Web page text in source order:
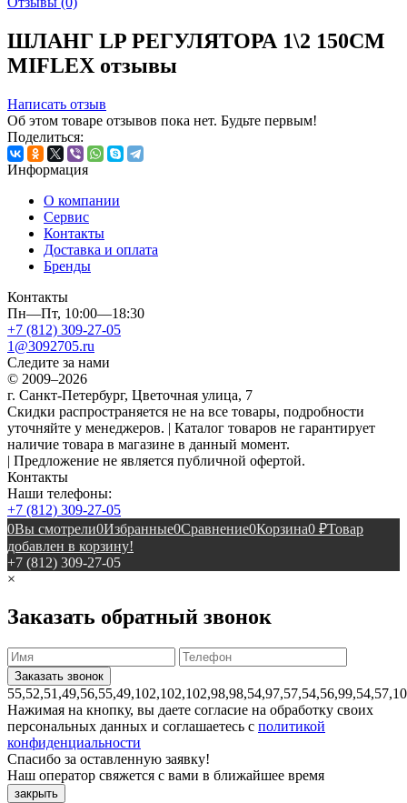
ШЛАНГ LP РЕГУЛЯТОРА 1\2 150СМ
MIFLEX отзывы
Написать отзыв
Об этом товаре отзывов пока нет. Будьте первым!
Поделиться:
Информация
О компании
Сервис
Контакты
Доставка и оплата
Бренды
Контакты
Пн—Пт, 10:00—18:30
+7 (812) 309-27-05
1@3092705.ru
Следите за нами
© 2009–2026
г. Санкт-Петербург, Цветочная улица, 7
Скидки распространяется не на все товары, подробности
уточняйте у менеджеров. | Каталог товаров не гарантирует
наличие товара в магазине в данный момент.
| Предложение не является публичной офертой.
Контакты
Наши телефоны:
+7 (812) 309-27-05
0Вы смотрели0Избранные0Сравнение0Корзина0 ₽Товар
добавлен в корзину!
+7 (812) 309-27-05
×
Заказать обратный звонок
Нажимая на кнопку, вы даете согласие на обработку своих
персональных данных и соглашаетесь с политикой
конфиденциальности
Спасибо за оставленную заявку!
Наш оператор свяжется с вами в ближайшее время
закрыть